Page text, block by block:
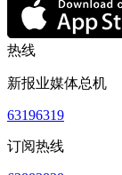
热线
新报业媒体总机
63196319
订阅热线